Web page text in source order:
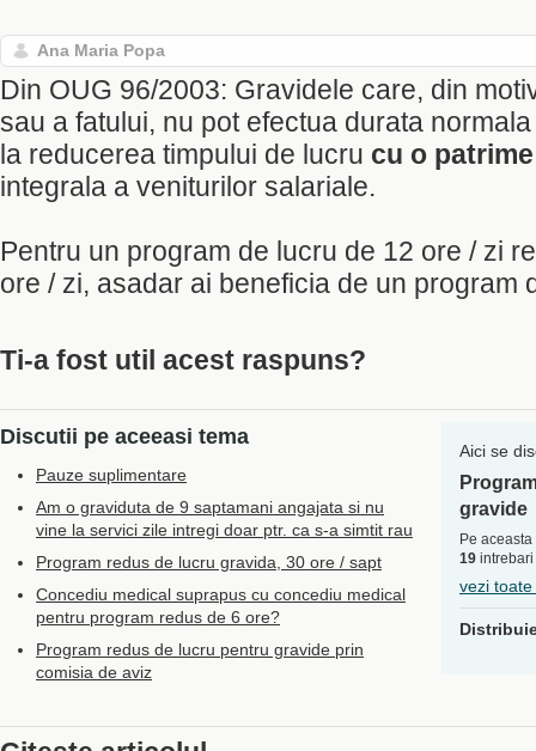
Ana Maria Popa
Din OUG 96/2003: Gravidele care, din
sau a fatului, nu pot efectua durata
la reducerea timpului de lucru cu o patrime
integrala a veniturilor salariale.
Pentru un program de lucru de 12 ore / zi
ore / zi, asadar ai beneficia de un program
Ti-a fost util acest raspuns?
Discutii pe aceeasi tema
Pauze suplimentare
Am o graviduta de 9 saptamani angajata si nu
vine la servici zile intregi doar ptr. ca s-a simtit rau
Program redus de lucru gravida, 30 ore / sapt
Concediu medical suprapus cu concediu medical
pentru program redus de 6 ore?
Program redus de lucru pentru gravide prin
comisia de aviz
Aici se
gravide
Pe
19
vezi